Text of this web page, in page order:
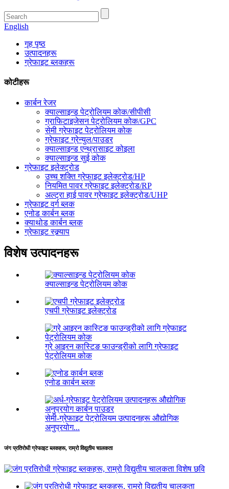
English
गृह पृष्ठ
उत्पादनहरू
ग्रेफाइट ब्लकहरू
कोटीहरू
कार्बन रेजर
क्याल्साइन्ड पेट्रोलियम कोक/सीपीसी
ग्राफिटाइजेसन पेट्रोलियम कोक/GPC
सेमी ग्रेफाइट पेट्रोलियम कोक
ग्रेफाइट ग्रेन्युल/पाउडर
क्याल्साइन्ड एन्थ्रासाइट कोइला
क्याल्साइन्ड सुई कोक
ग्रेफाइट इलेक्ट्रोड
उच्च शक्ति ग्रेफाइट इलेक्ट्रोड/HP
नियमित पावर ग्रेफाइट इलेक्ट्रोड/RP
अल्ट्रा हाई पावर ग्रेफाइट इलेक्ट्रोड/UHP
ग्रेफाइट वर्ग ब्लक
एनोड कार्बन ब्लक
क्याथोड कार्बन ब्लक
ग्रेफाइट स्क्र्याप
विशेष उत्पादनहरू
क्याल्साइन्ड पेट्रोलियम कोक
एचपी ग्रेफाइट इलेक्ट्रोड
ग्रे आइरन कास्टिङ फाउन्ड्रीको लागि ग्रेफाइट
पेट्रोलियम कोक
एनोड कार्बन ब्लक
सेमी-ग्रेफाइट पेट्रोलियम उत्पादनहरू औद्योगिक
अनुप्रयोग...
जंग प्रतिरोधी ग्रेफाइट ब्लकहरू, राम्रो विद्युतीय चालकता